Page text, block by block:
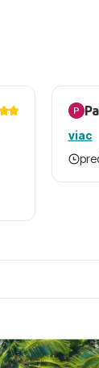
viac